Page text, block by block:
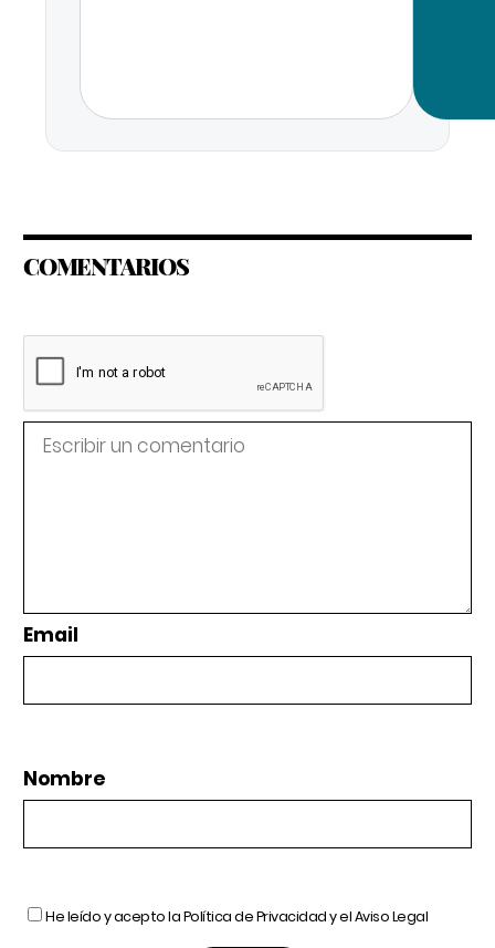
COMENTARIOS
Email
Nombre
He leído y acepto laPolítica de Privacidady elAviso Legal